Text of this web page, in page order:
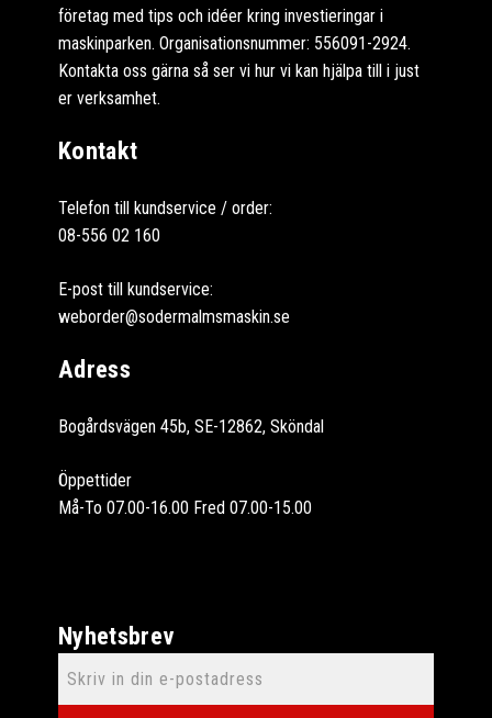
företag med tips och idéer kring investieringar i
maskinparken. Organisationsnummer: 556091-2924.
Kontakta oss gärna så ser vi hur vi kan hjälpa till i just
er verksamhet.
Kontakt
Telefon till kundservice / order:
08-556 02 160
E-post till kundservice:
weborder@sodermalmsmaskin.se
Adress
Bogårdsvägen 45b, SE-12862, Sköndal
Öppettider
Må-To 07.00-16.00 Fred 07.00-15.00
Nyhetsbrev